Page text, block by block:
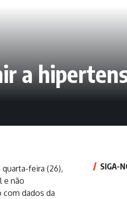
a
feira (26),
e não
com dados da
SIGA-